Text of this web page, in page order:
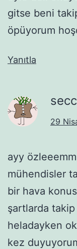
gitse beni
öpüyorum
Yanıtla
29
ayy
mühendisler
bir hava
şartlarda
heladayken
kez